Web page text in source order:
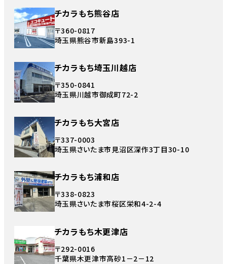
チカラもち熊谷店
〒360-0817
埼玉県熊谷市新島393-1
チカラもち埼玉川越店
〒350-0841
埼玉県川越市御成町72-2
チカラもち大宮店
〒337-0003
埼玉県さいたま市見沼区深作3丁目30-10
チカラもち浦和店
〒338-0823
埼玉県さいたま市桜区栄和4-2-4
チカラもち木更津店
〒292-0016
千葉県木更津市高砂1－2－12